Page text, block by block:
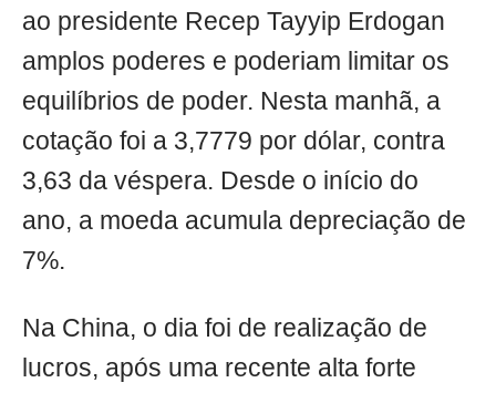
ao presidente Recep Tayyip Erdogan
amplos poderes e poderiam limitar os
equilíbrios de poder. Nesta manhã, a
cotação foi a 3,7779 por dólar, contra
3,63 da véspera. Desde o início do
ano, a moeda acumula depreciação de
7%.
Na China, o dia foi de realização de
lucros, após uma recente alta forte